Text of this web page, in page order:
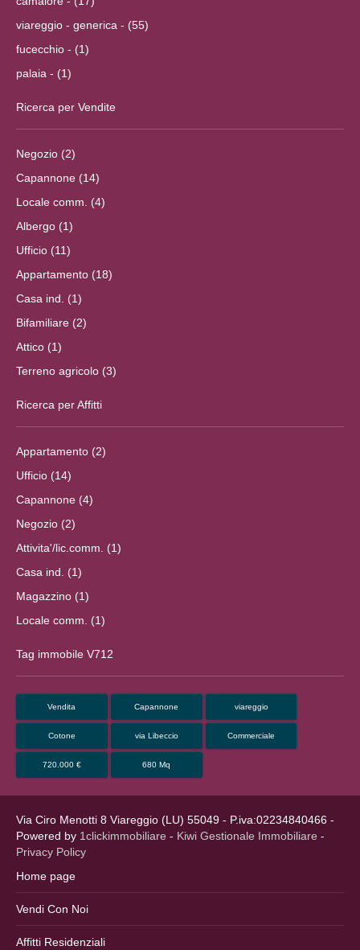
viareggio - generica - (55)
fucecchio - (1)
palaia - (1)
Ricerca per Vendite
Negozio (2)
Capannone (14)
Locale comm. (4)
Albergo (1)
Ufficio (11)
Appartamento (18)
Casa ind. (1)
Bifamiliare (2)
Attico (1)
Terreno agricolo (3)
Ricerca per Affitti
Appartamento (2)
Ufficio (14)
Capannone (4)
Negozio (2)
Attivita'/lic.comm. (1)
Casa ind. (1)
Magazzino (1)
Locale comm. (1)
Tag immobile V712
Vendita Capannone viareggio
Cotone via Libeccio Commerciale
720.000 € 680 Mq
Via Ciro Menotti 8 Viareggio (LU) 55049 - P.iva:02234840466 -
Powered by 1clickimmobiliare - Kiwi Gestionale Immobiliare -
Privacy Policy
Home page
Vendi Con Noi
Affitti Residenziali